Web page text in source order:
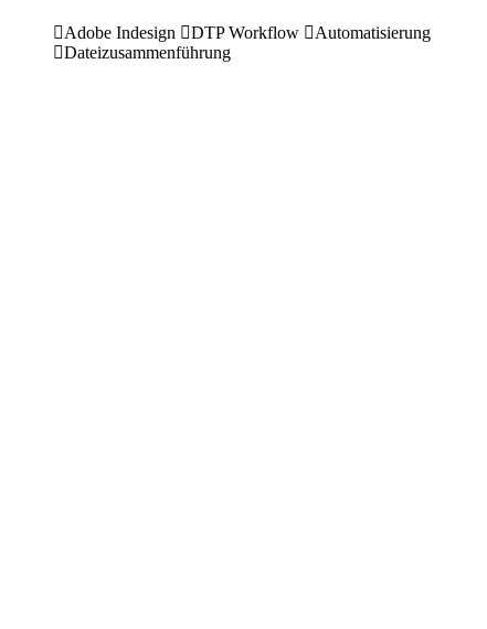
Adobe Indesign DTP Workflow
Automatisierung
Dateizusammenführung